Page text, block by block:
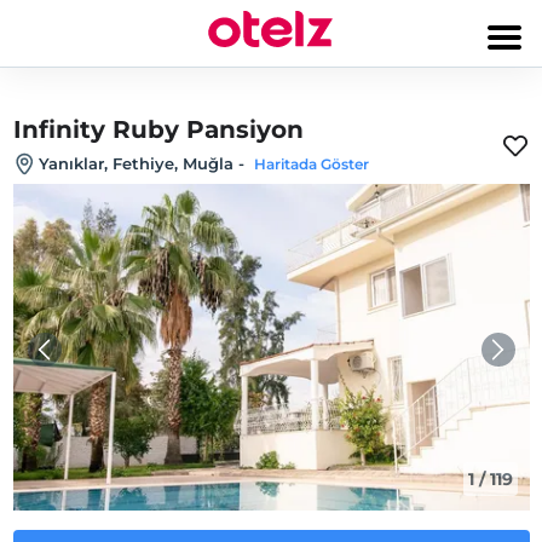
Infinity Ruby Pansiyon
Yanıklar, Fethiye, Muğla - Haritada Göster
1/119